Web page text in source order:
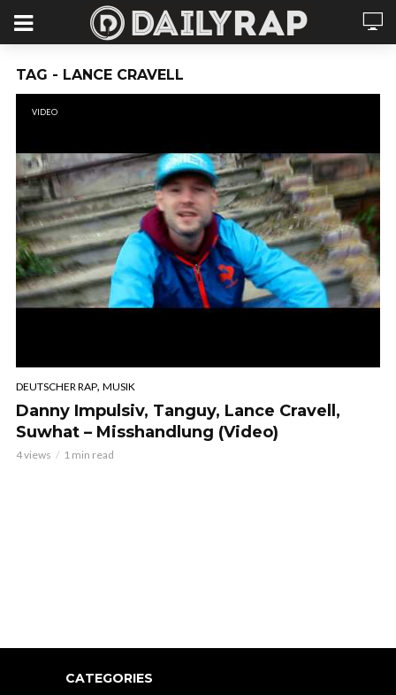
TAG - LANCE CRAVELL
VIDEO
DEUTSCHER RAP, MUSIK
Danny Impulsiv, Tanguy, Lance Cravell,
Suwhat – Misshandlung (Video)
4 views 1 min read
CATEGORIES